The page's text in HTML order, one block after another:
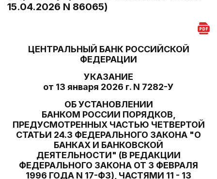
15.04.2026 N 86065)
ЦЕНТРАЛЬНЫЙ БАНК РОССИЙСКОЙ
ФЕДЕРАЦИИ
УКАЗАНИЕ
от 13 января 2026 г. N 7282-У
ОБ УСТАНОВЛЕНИИ
БАНКОМ РОССИИ ПОРЯДКОВ,
ПРЕДУСМОТРЕННЫХ ЧАСТЬЮ ЧЕТВЕРТОЙ
СТАТЬИ 24.3 ФЕДЕРАЛЬНОГО ЗАКОНА "О
БАНКАХ И БАНКОВСКОЙ
ДЕЯТЕЛЬНОСТИ" (В РЕДАКЦИИ
ФЕДЕРАЛЬНОГО ЗАКОНА ОТ 3 ФЕВРАЛЯ
1996 ГОДА N 17-ФЗ), ЧАСТЯМИ 11 - 13